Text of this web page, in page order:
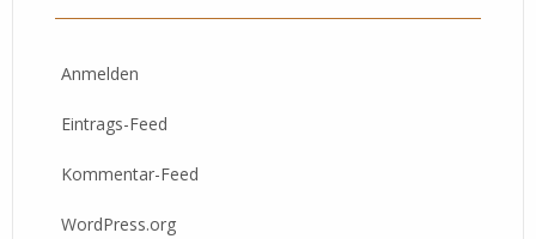
Anmelden
Eintrags-Feed
Kommentar-Feed
WordPress.org